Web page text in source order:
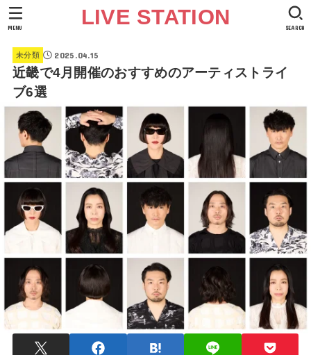
LIVE STATION SEARCH
MENU
未分類 2025.04.15
近畿で4月開催のおすすめのアーティストライ
ブ6選